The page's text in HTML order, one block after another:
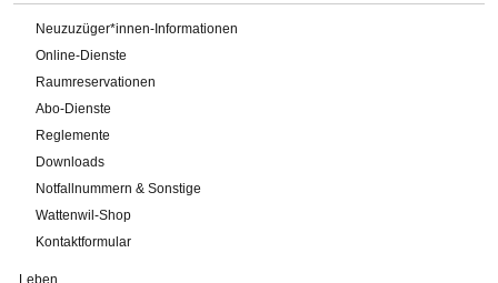
Neuzuzüger*innen-Informationen
Online-Dienste
Raumreservationen
Abo-Dienste
Reglemente
Downloads
Notfallnummern & Sonstige
Wattenwil-Shop
Kontaktformular
Leben